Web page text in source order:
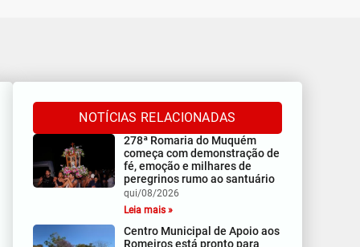
NOTÍCIAS RELACIONADAS
278ª Romaria do Muquém
começa com demonstração de
fé, emoção e milhares de
peregrinos rumo ao santuário
qui/08/2026
Leia mais »
Centro Municipal de Apoio aos
Romeiros está pronto para